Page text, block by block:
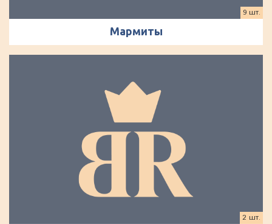
Мармиты
9 шт.
2 шт.